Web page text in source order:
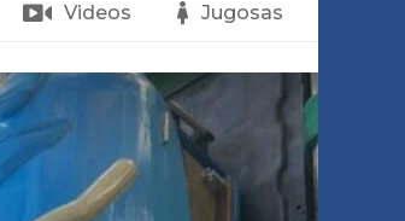
Videos Jugosas